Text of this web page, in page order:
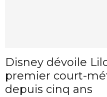
Disney dévoile
premier court-
depuis cinq ans